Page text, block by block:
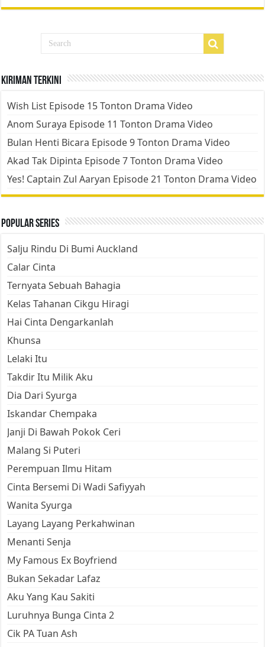
Kiriman Terkini
Wish List Episode 15 Tonton Drama Video
Anom Suraya Episode 11 Tonton Drama Video
Bulan Henti Bicara Episode 9 Tonton Drama Video
Akad Tak Dipinta Episode 7 Tonton Drama Video
Yes! Captain Zul Aaryan Episode 21 Tonton Drama Video
Popular Series
Salju Rindu Di Bumi Auckland
Calar Cinta
Ternyata Sebuah Bahagia
Kelas Tahanan Cikgu Hiragi
Hai Cinta Dengarkanlah
Khunsa
Lelaki Itu
Takdir Itu Milik Aku
Dia Dari Syurga
Iskandar Chempaka
Janji Di Bawah Pokok Ceri
Malang Si Puteri
Perempuan Ilmu Hitam
Cinta Bersemi Di Wadi Safiyyah
Wanita Syurga
Layang Layang Perkahwinan
Menanti Senja
My Famous Ex Boyfriend
Bukan Sekadar Lafaz
Aku Yang Kau Sakiti
Luruhnya Bunga Cinta 2
Cik PA Tuan Ash